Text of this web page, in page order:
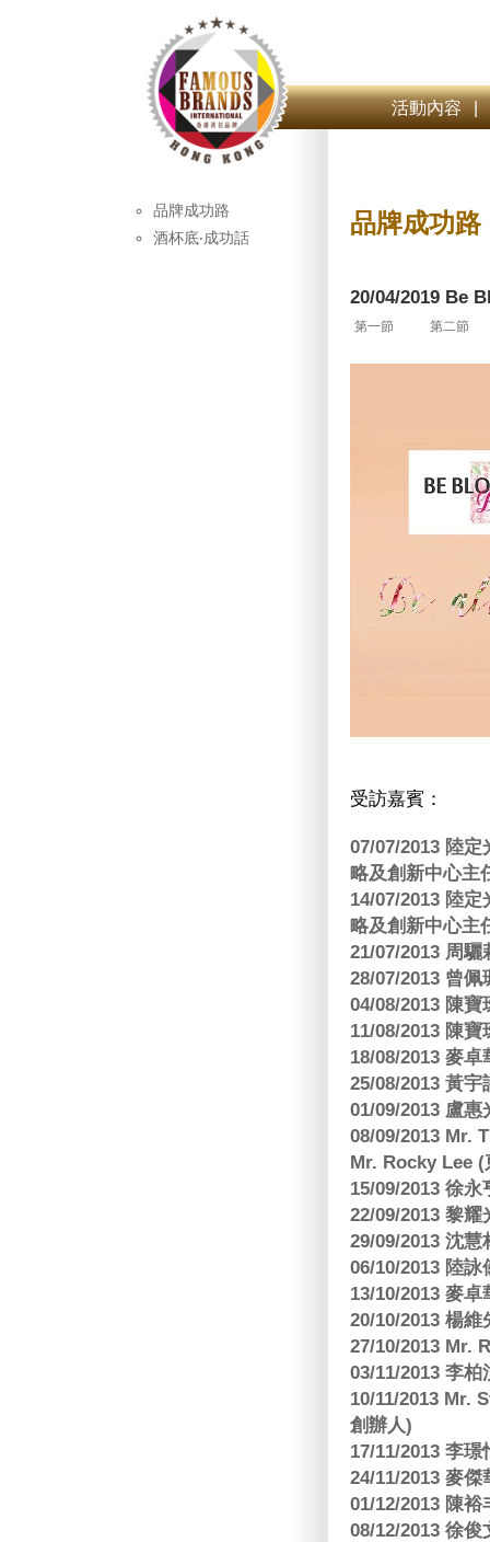
活動內容 |
品牌成功路
酒杯底‧成功話
品牌成功路
20/04/2019 Be
第一節 第二節
受訪嘉賓：
07/07/2013 陸
略及創新中心主
14/07/2013 陸
略及創新中心主
21/07/2013 周
28/07/2013 曾
04/08/2013 陳
11/08/2013 陳
18/08/2013 麥
25/08/2013 黃
01/09/2013 盧
08/09/2013 Mr.
Mr. Rocky Lee
15/09/2013 徐
22/09/2013 黎
29/09/2013 沈
06/10/2013 陸
13/10/2013 麥
20/10/2013 楊
27/10/2013 Mr.
03/11/2013 李
10/11/2013 Mr.
創辦人)
17/11/2013 李
24/11/2013 麥
01/12/2013 陳
08/12/2013 徐